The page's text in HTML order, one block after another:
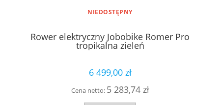
NIEDOSTĘPNY
Rower elektryczny Jobobike Romer Pro
tropikalna zieleń
6 499,00 zł
Cena netto: 5 283,74 zł